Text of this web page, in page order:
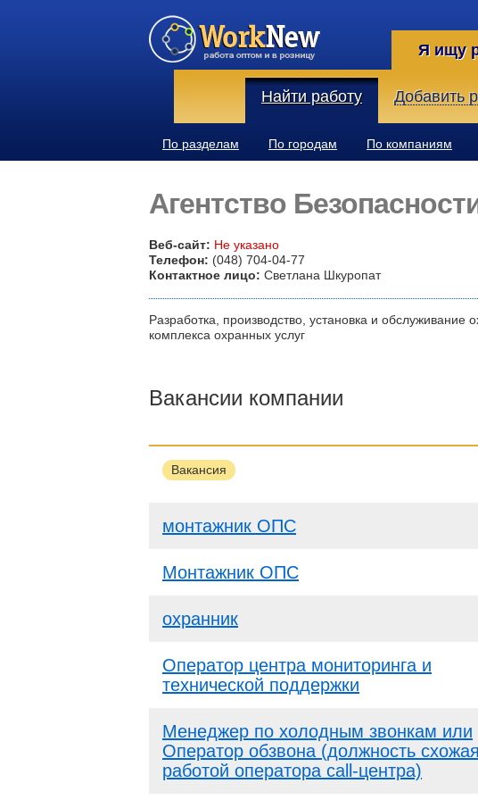
Я ищу
Найти работу Добавить
По разделам По городам По компаниям
Агентство
Веб-сайт: Не указано
Телефон: (048) 704-04-77
Контактное лицо: Светлана Шкуропат
Разработка, производство, установка и
комплекса охранных услуг
Вакансии компании
Вакансия
монтажник ОПС
Монтажник ОПС
охранник
Оператор центра мониторинга и
технической поддержки
Менеджер по холодным звонкам или
Оператор обзвона (должность
работой оператора call-центра)